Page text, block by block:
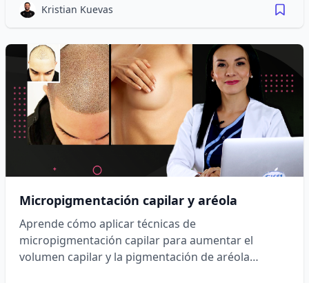
Kristian Kuevas
Micropigmentación capilar y aréola
Aprende cómo aplicar técnicas de
micropigmentación capilar para aumentar el
volumen capilar y la pigmentación de aréola